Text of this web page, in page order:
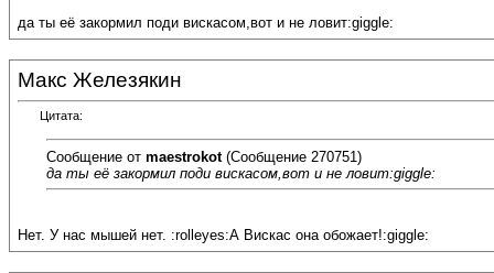
да ты её закормил поди вискасом,вот и не ловит:giggle:
Макс Железякин
Цитата:
Сообщение от maestrokot(Сообщение 270751)
да ты её закормил поди вискасом,вот и не ловит:giggle:
Нет. У нас мышей нет. :rolleyes:А Вискас она обожает!:giggle: